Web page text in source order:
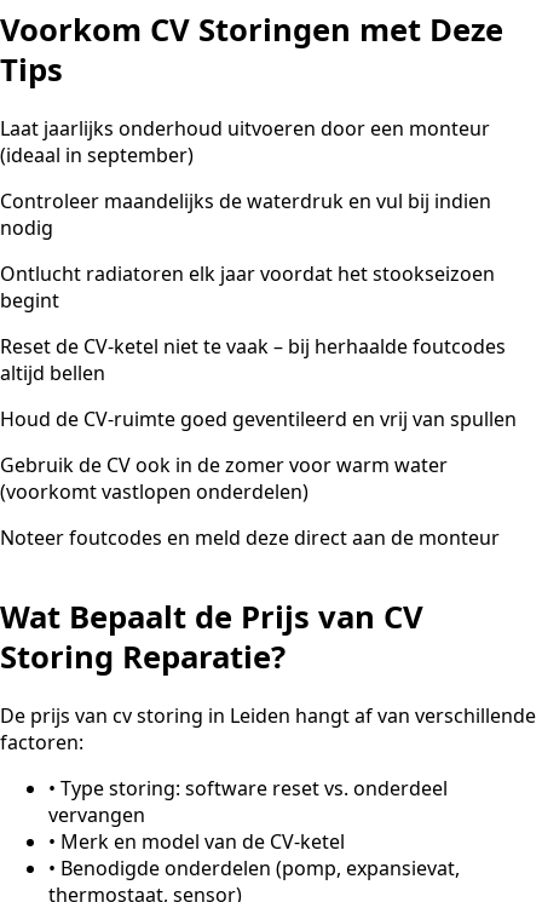
Voorkom CV Storingen met Deze
Tips
Laat jaarlijks onderhoud uitvoeren door een monteur
(ideaal in september)
Controleer maandelijks de waterdruk en vul bij indien
nodig
Ontlucht radiatoren elk jaar voordat het stookseizoen
begint
Reset de CV-ketel niet te vaak – bij herhaalde foutcodes
altijd bellen
Houd de CV-ruimte goed geventileerd en vrij van spullen
Gebruik de CV ook in de zomer voor warm water
(voorkomt vastlopen onderdelen)
Noteer foutcodes en meld deze direct aan de monteur
Wat Bepaalt de Prijs van CV
Storing Reparatie?
De prijs van cv storing in Leiden hangt af van verschillende
factoren:
• Type storing: software reset vs. onderdeel
vervangen
• Merk en model van de CV-ketel
• Benodigde onderdelen (pomp, expansievat,
thermostaat, sensor)